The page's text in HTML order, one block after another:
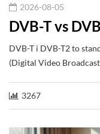
2026-08-05
DVB-T vs
DVB-T i DVB-T2 to
(Digital Video
3267